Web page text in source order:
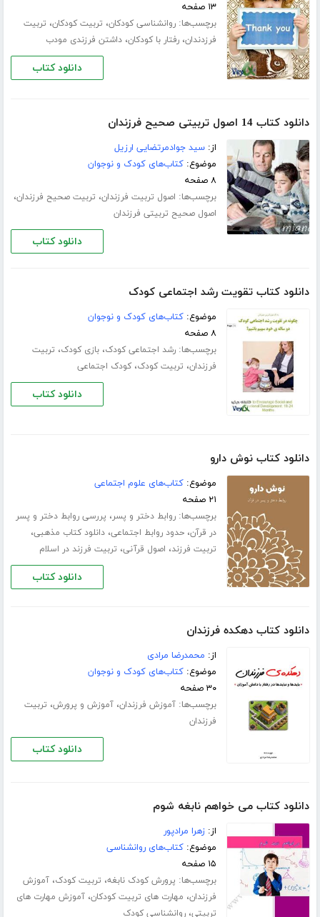
۱۳ صفحه
برچسب‌ها:روانشناسی کودکان، تربیت کودکان، تربیت
فرزدندان،رفتار با کودکان،داشتن فرزندی مودب
دانلود کتاب
دانلود کتاب 14 اصول تربیتی صحیح فرزندان
از:سید جوادمرتضایی ارزیل
موضوع:کتاب‌های کودک و نوجوان
۸ صفحه
برچسب‌ها: اصول تربیت فرزندان، تربیت صحیح فرزندان،
اصول صحیح تربیتی فرزندان
دانلود کتاب
دانلود کتاب تقویت رشد اجتماعی کودک
موضوع:کتاب‌های کودک و نوجوان
۸ صفحه
برچسب‌ها:رشد اجتماعی کودک،بازی کودک، تربیت
فرزندان، تربیت کودک،کودک اجتماعی
دانلود کتاب
دانلود کتاب نوش دارو
موضوع:کتاب‌های علوم اجتماعی
۲۱ صفحه
برچسب‌ها:روابط دختر و پسر، پررسی روابط دختر و پسر
در قرآن،حدود روابط اجتماعی،دانلود کتاب مذهبی،
تربیت فرزند، اصول قرآنی، تربیت فرزند در اسلام
دانلود کتاب
دانلود کتاب دهکده فرزندان
از: محمدرضا مرادی
موضوع:کتاب‌های کودک و نوجوان
۳۰ صفحه
برچسب‌ها:آموزش فرزندان،آموزش و پرورش، تربیت
فرزندان
دانلود کتاب
دانلود کتاب می خواهم نابغه شوم
از:زهرا مرادپور
موضوع:کتاب‌های روانشناسی
۱۵ صفحه
برچسب‌ها: پرورش کودک نابغه، تربیت کودک،آموزش
فرزندان، مهارت های تربیت کودکان،آموزش مهارت های
تربیتی،روانشناسی کودک